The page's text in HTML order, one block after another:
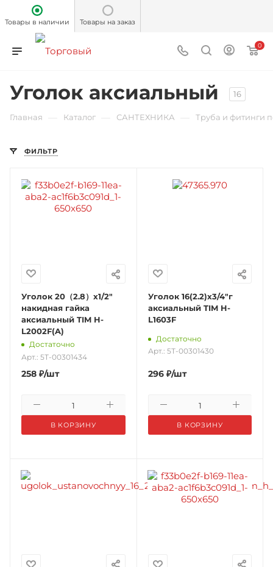
Товары в наличии Товары на заказ
0
Уголок аксиальный 16
Главная Каталог САНТЕХНИКА Труба и фитинги
ФИЛЬТР
Уголок 20（2.8）х1/2"
накидная гайка
аксиальный TIM H-
L2002F(A)
Достаточно
Арт.: 5Т-00301434
258 ₽/шт
В КОРЗИНУ
Уголок 16(2.2)х3/4"г
аксиальный TIM H-
L1603F
Достаточно
Арт.: 5Т-00301430
296₽/шт
В КОРЗИНУ